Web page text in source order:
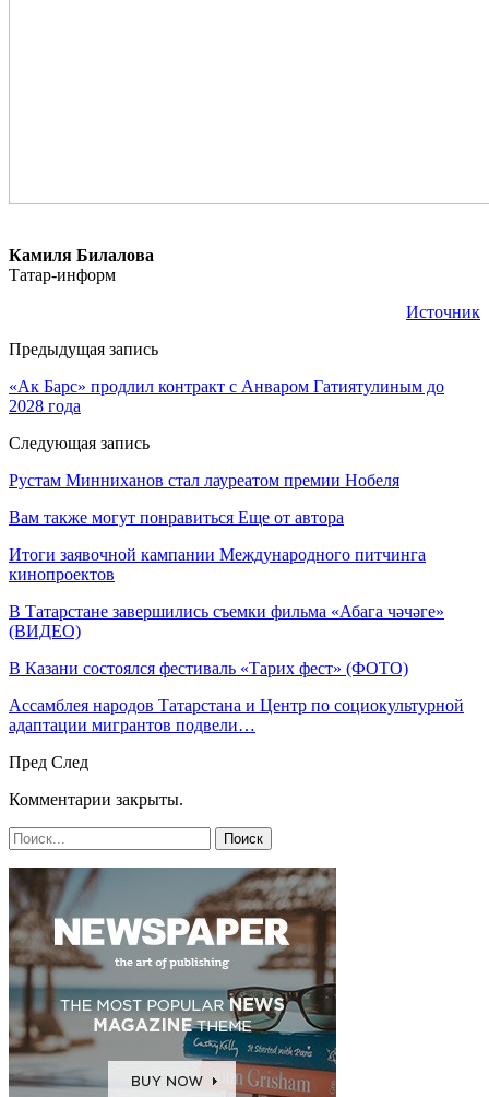
Камиля Билалова
Татар-информ
Источник
Предыдущая запись
«Ак Барс» продлил контракт с Анваром Гатиятулиным до
2028 года
Следующая запись
Рустам Минниханов стал лауреатом премии Нобеля
Вам также могут понравиться Еще от автора
Итоги заявочной кампании Международного питчинга
кинопроектов
В Татарстане завершились съемки фильма «Абага чәчәге»
(ВИДЕО)
В Казани состоялся фестиваль «Тарих фест» (ФОТО)
Ассамблея народов Татарстана и Центр по социокультурной
адаптации мигрантов подвели…
Пред След
Комментарии закрыты.